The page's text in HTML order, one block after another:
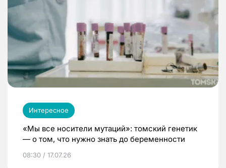
Интересное
«Мы все носители мутаций»: томский генетик
— о том, что нужно знать до беременности
08:30 / 17.07.26